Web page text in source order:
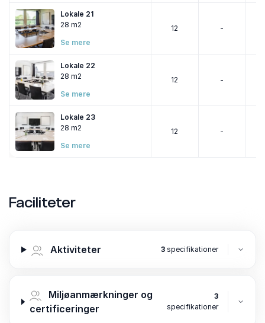
Lokale 21
28 m2
Se mere
12 -
Lokale 22
28 m2
Se mere
12 -
Lokale 23
28 m2
Se mere
12 -
Faciliteter
Aktiviteter 3 specifikationer
Miljøanmærkninger og
certificeringer
3
specifikationer